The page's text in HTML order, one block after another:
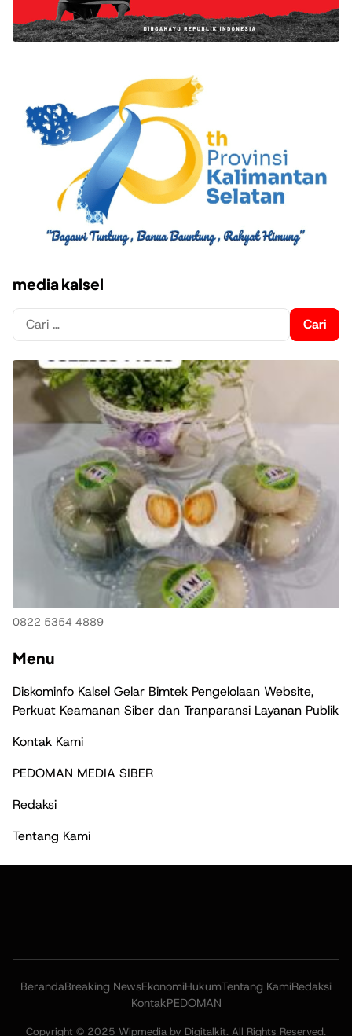
media kalsel
Cari
untuk:
0822 5354 4889
Menu
Diskominfo Kalsel Gelar Bimtek Pengelolaan Website,
Perkuat Keamanan Siber dan Tranparansi Layanan Publik
Kontak Kami
PEDOMAN MEDIA SIBER
Redaksi
Tentang Kami
BerandaBreaking NewsEkonomiHukumTentang KamiRedaksi
KontakPEDOMAN
Copyright © 2025 Wipmedia by Digitalkit. All Rights Reserved.